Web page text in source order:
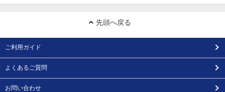
先頭へ戻る
ご利用ガイド
よくあるご質問
お問い合わせ